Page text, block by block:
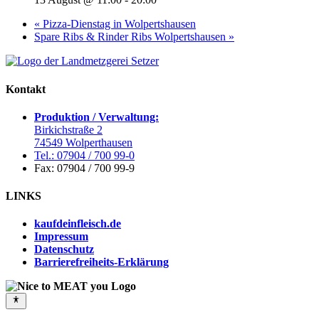
« Pizza-Dienstag in Wolpertshausen
Spare Ribs & Rinder Ribs Wolpertshausen »
Kontakt
Produktion / Verwaltung:
Birkichstraße 2
74549 Wolperthausen
Tel.: 07904 / 700 99-0
Fax: 07904 / 700 99-9
LINKS
kaufdeinfleisch.de
Impressum
Datenschutz
Barrierefreiheits-Erklärung